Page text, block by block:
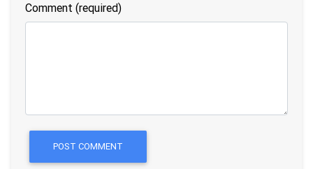
Comment (required)
POST COMMENT